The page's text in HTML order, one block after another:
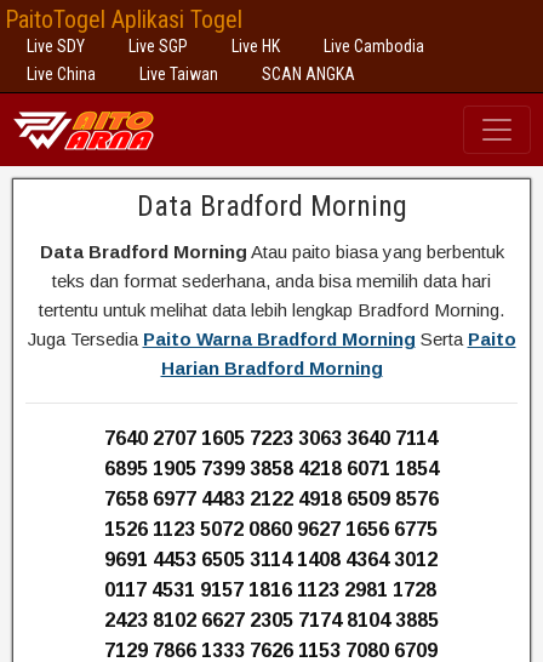
PaitoTogel Aplikasi Togel
Live SDY Live SGP Live HK
Live Cambodia
Live China
Live Taiwan SCAN ANGKA
Data Bradford Morning
Data Bradford Morning Atau paito biasa yang berbentuk
teks dan format sederhana, anda bisa memilih data hari
tertentu untuk melihat data lebih lengkap Bradford Morning.
Juga Tersedia Paito Warna Bradford Morning Serta Paito
Harian Bradford Morning
7640 2707 1605 7223 3063 3640 7114
6895 1905 7399 3858 4218 6071 1854
7658 6977 4483 2122 4918 6509 8576
1526 1123 5072 0860 9627 1656 6775
9691 4453 6505 3114 1408 4364 3012
0117 4531 9157 1816 1123 2981 1728
2423 8102 6627 2305 7174 8104 3885
7129 7866 1333 7626 1153 7080 6709